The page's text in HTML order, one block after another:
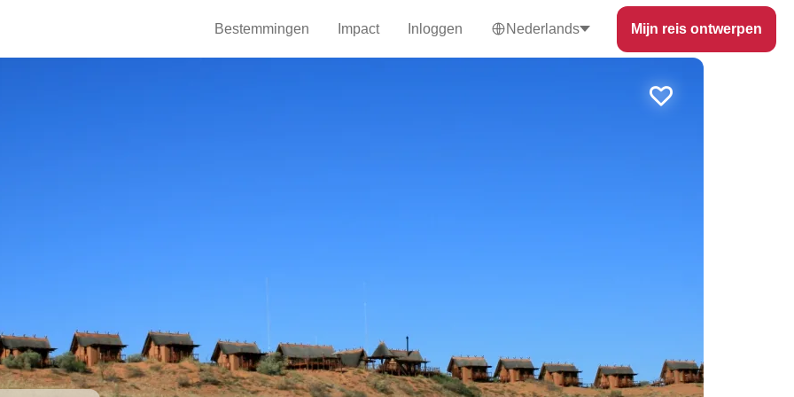
Bestemmingen
Impact Inloggen Nederlands Mijn reis ontwerpen